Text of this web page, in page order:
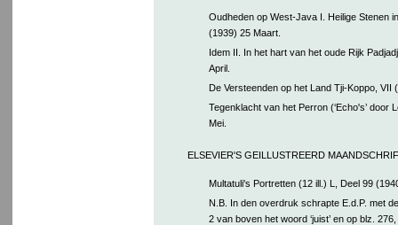
Oudheden op West-Java I. Heilige Stenen
(1939) 25 Maart.
Idem II. In het hart van het oude Rijk
April.
De Versteenden op het Land Tji-Koppo, VII
Tegenklacht van het Perron (‘Echo's’ door
Mei.
ELSEVIER'S GEILLUSTREERD
Multatuli's Portretten (12 ill.) L, Deel 99
N.B. In den overdruk schrapte E.d.P. met
2 van boven het woord ‘juist’ en op blz.